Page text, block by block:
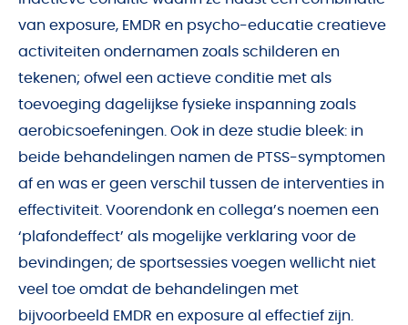
van exposure, EMDR en psycho-educatie creatieve
activiteiten ondernamen zoals schilderen en
tekenen; ofwel een actieve conditie met als
toevoeging dagelijkse fysieke inspanning zoals
aerobicsoefeningen. Ook in deze studie bleek: in
beide behandelingen namen de PTSS-symptomen
af en was er geen verschil tussen de interventies in
effectiviteit. Voorendonk en collega’s noemen een
‘plafondeffect’ als mogelijke verklaring voor de
bevindingen; de sportsessies voegen wellicht niet
veel toe omdat de behandelingen met
bijvoorbeeld EMDR en exposure al effectief zijn.